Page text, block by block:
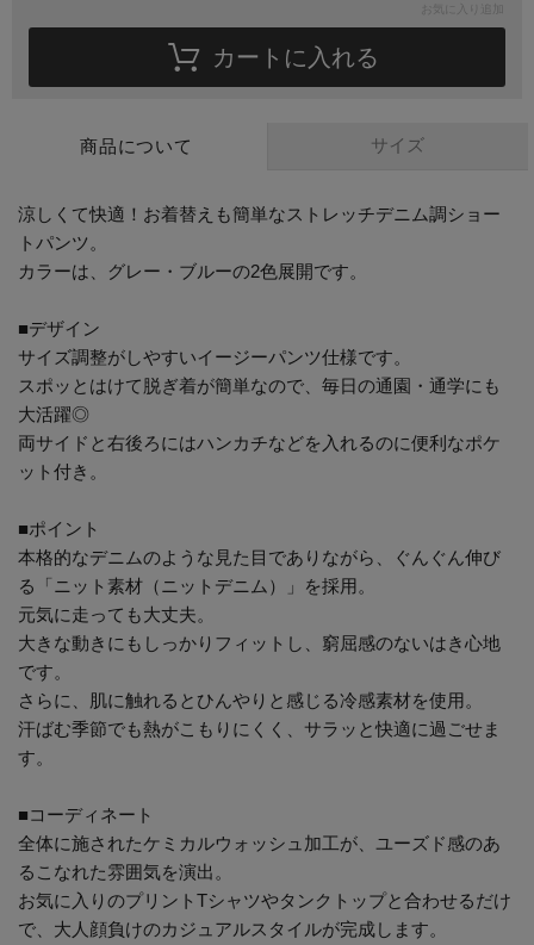
お気に入り追加
カートに入れる
商品について サイズ
涼しくて快適！お着替えも簡単なストレッチデニム調ショー
トパンツ。
カラーは、グレー・ブルーの2色展開です。
■デザイン
サイズ調整がしやすいイージーパンツ仕様です。
スポッとはけて脱ぎ着が簡単なので、毎日の通園・通学にも
大活躍◎
両サイドと右後ろにはハンカチなどを入れるのに便利なポケ
ット付き。
■ポイント
本格的なデニムのような見た目でありながら、ぐんぐん伸び
る「ニット素材（ニットデニム）」を採用。
元気に走っても大丈夫。
大きな動きにもしっかりフィットし、窮屈感のないはき心地
です。
さらに、肌に触れるとひんやりと感じる冷感素材を使用。
汗ばむ季節でも熱がこもりにくく、サラッと快適に過ごせま
す。
■コーディネート
全体に施されたケミカルウォッシュ加工が、ユーズド感のあ
るこなれた雰囲気を演出。
お気に入りのプリントTシャツやタンクトップと合わせるだけ
で、大人顔負けのカジュアルスタイルが完成します。